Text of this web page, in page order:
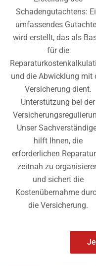
Schadengutachtens:
umfassendes
wird erstellt, das als
für die
und die Abwicklung mit
Versicherung dient.
Unterstützung bei der
Unser
hilft Ihnen, die
erforderlichen
zeitnah zu
und sichert die
Kostenübernahme
die Versicherung.